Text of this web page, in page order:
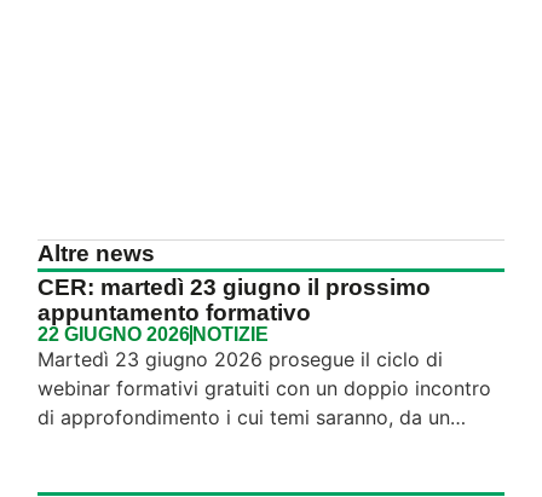
Altre news
CER: martedì 23 giugno il prossimo
appuntamento formativo
22 GIUGNO 2026 NOTIZIE
Martedì 23 giugno 2026 prosegue il ciclo di
webinar formativi gratuiti con un doppio incontro
di approfondimento i cui temi saranno, da un…